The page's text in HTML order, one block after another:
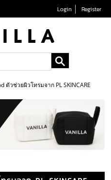
Login Register
ตัวช่วยผิวโทรมจาก PL SKINCARE